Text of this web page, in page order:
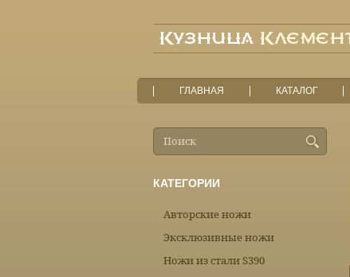
ГЛАВНАЯ КАТАЛОГ
КАТЕГОРИИ
Авторские ножи
Эксклюзивные ножи
Ножи из стали S390